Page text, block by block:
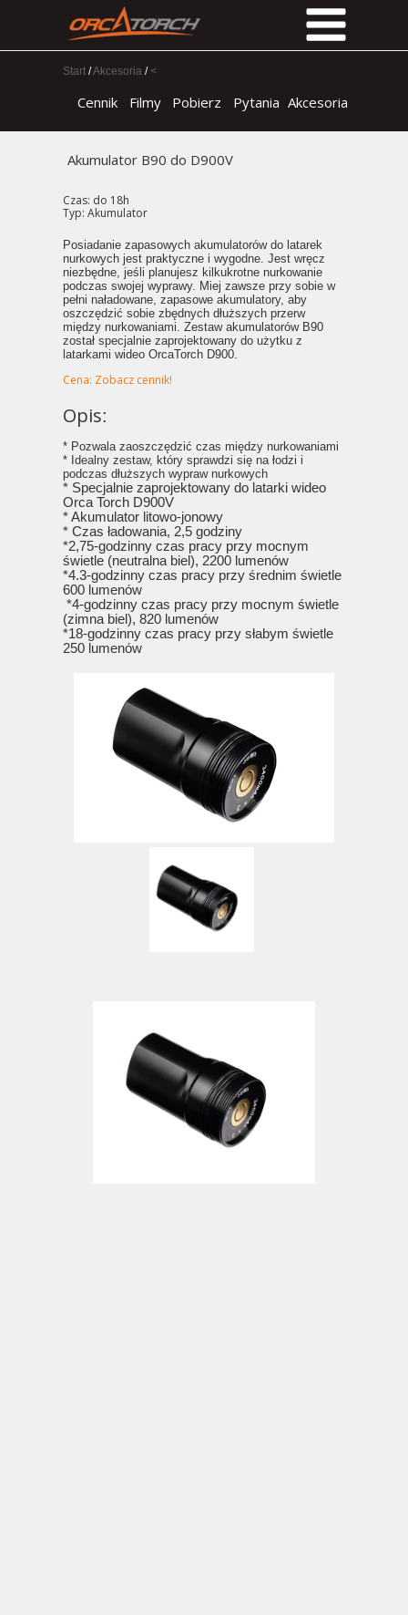
Cennik Akcesoria
Pytania
Pobierz
Filmy
Start /Akcesoria /<
Akumulator B90 do D900V
Czas: do 18h
Typ: Akumulator
Posiadanie zapasowych akumulatorów do latarek
nurkowych jest praktyczne i wygodne. Jest wręcz
niezbędne, jeśli planujesz kilkukrotne nurkowanie
podczas swojej wyprawy. Miej zawsze przy sobie w
pełni naładowane, zapasowe akumulatory, aby
oszczędzić sobie zbędnych dłuższych przerw
między nurkowaniami. Zestaw akumulatorów B90
został specjalnie zaprojektowany do użytku z
latarkami wideo OrcaTorch D900.
Cena: Zobacz cennik!
Opis:
* Pozwala zaoszczędzić czas między nurkowaniami
* Idealny zestaw, który sprawdzi się na łodzi i
podczas dłuższych wypraw nurkowych
* Specjalnie zaprojektowany do latarki wideo
Orca Torch D900V
* Akumulator litowo-jonowy
* Czas ładowania, 2,5 godziny
*2,75-godzinny czas pracy przy mocnym
świetle (neutralna biel), 2200 lumenów
*4.3-godzinny czas pracy przy średnim świetle
600 lumenów
*4-godzinny czas pracy przy mocnym świetle
(zimna biel), 820 lumenów
*18-godzinny czas pracy przy słabym świetle
250 lumenów